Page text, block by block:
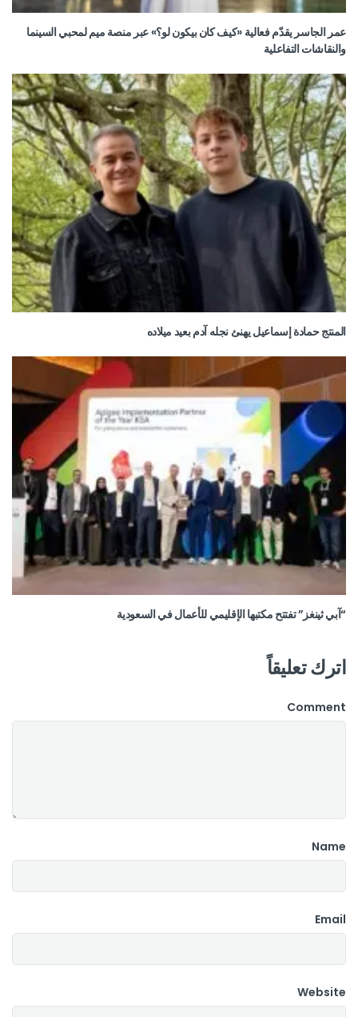
عمر الجاسر يقدّم فعالية «كيف كان بيكون لو؟» عبر منصة ميم لمحبي السينما
والنقاشات التفاعلية
المنتج حمادة إسماعيل يهنئ نجله آدم بعيد ميلاده
“آبي ثينغز” تفتتح مكتبها الإقليمي للأعمال في السعودية
اترك تعليقاً
Comment
Name
Email
Website